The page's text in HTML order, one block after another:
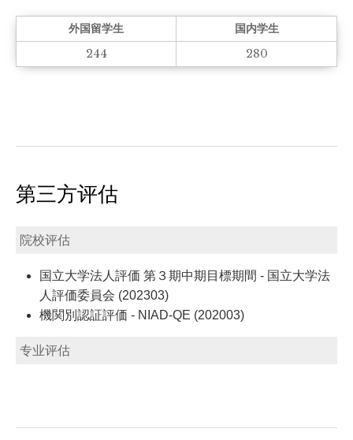
外国留学生
国内学生
244
280
第三方评估
院校评估
国立大学法人評価 第３期中期目標期間 - 国立大学法
人評価委員会 (202303)
機関別認証評価 - NIAD-QE (202003)
专业评估